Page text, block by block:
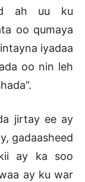
ah uu ku
oo qumaya
iyadaa
oo nin leh
jirtay ee ay
gadaasheed
ay ka soo
ay ku war